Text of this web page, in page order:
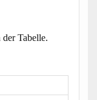
Tabelle.